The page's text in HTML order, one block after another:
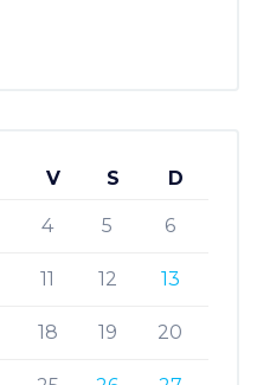
V S D
4 5 6
11 12 13
18 19 20